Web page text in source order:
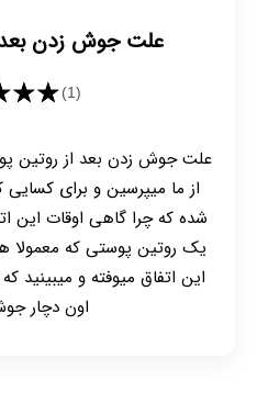
علت جوش زدن بعد
(1)
علت جوش زدن بعد از روتین
از ما میپرسین و برای
شده که چرا گاهی اوقات این
یک روتین پوستی که
این اتفاق میوفته و میبینید
اون دچار